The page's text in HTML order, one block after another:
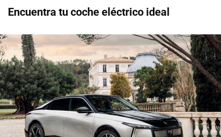
Encuentra tu coche eléctrico ideal